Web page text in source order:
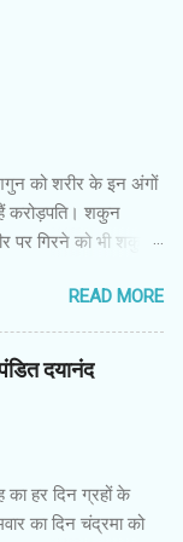
को शरीर के इन अंगों
हैं करोड़पति। शकुन
पर गिरने को भी शकुन/
छिपकली की जंगली
घरों में पाई जाने वाली
है। शकुन शास्त्र के
को भी शकुन/अपशकुन
इसी प्रकार छिपकली का
या मंगलवार को लाल
रंग की छिपकली से
READ MORE
दयानंद
का हर दिन ग्रहों के
का दिन चंद्रमा को